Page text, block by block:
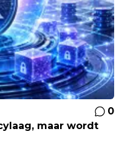
0
maar wordt